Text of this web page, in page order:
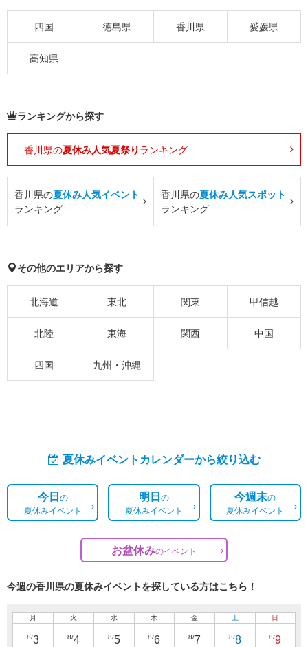
四国 徳島県 香川県 愛媛県
高知県
ランキングから探す
香川県の夏休み人気夏祭り ランキング
香川県の夏休み人気イベント
ランキング
香川県の夏休み人気スポット
ランキング
その他のエリアから探す
北海道 東北 関東 甲信越
北陸 東海 関西 中国
四国 九州・沖縄
夏休みイベントカレンダーから絞り込む
今日の
夏休みイベント
明日の
夏休みイベント
今週末の
夏休みイベント
お盆休みのイベント
今週の香川県の夏休みイベントを探している方はこちら！
月
8/3
火
8/4
水
8/5
木
8/6
金
8/7
土
8/8
日
8/9